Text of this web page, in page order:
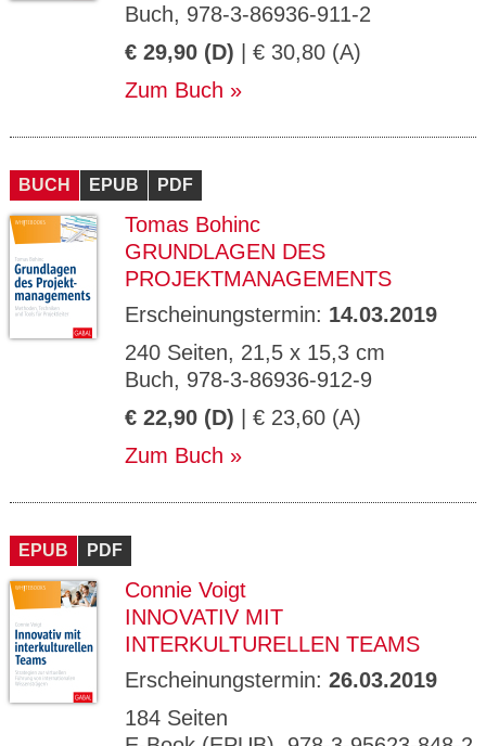
Buch, 978-3-86936-911-2
€ 29,90 (D) | € 30,80 (A)
Zum Buch
BUCH EPUB PDF
Tomas Bohinc
GRUNDLAGEN DES
PROJEKTMANAGEMENTS
Erscheinungstermin: 14.03.2019
240 Seiten, 21,5 x 15,3 cm
Buch, 978-3-86936-912-9
€ 22,90 (D) | € 23,60 (A)
Zum Buch
EPUB PDF
Connie Voigt
INNOVATIV MIT
INTERKULTURELLEN TEAMS
Erscheinungstermin: 26.03.2019
184 Seiten